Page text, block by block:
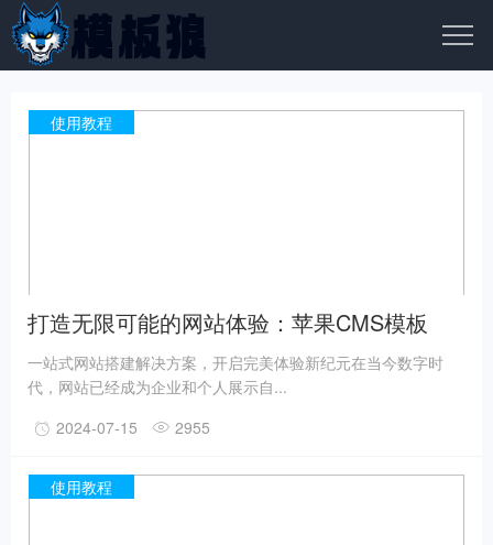
使用教程
打造无限可能的网站体验：苹果CMS模板
一站式网站搭建解决方案，开启完美体验新纪元在当今数字时
代，网站已经成为企业和个人展示自...
2024-07-15
2955
使用教程